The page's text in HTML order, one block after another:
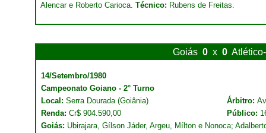
Alencar e Roberto Carioca. Técnico: Rubens de Freitas.
Goiás 0 x 0
14/Setembro/1980
Campeonato Goiano - 2° Turno
Local: Serra Dourada (Goiânia) Árbitro:
Renda: Cr$ 904.590,00 Público:
Goiás: Ubirajara, Gílson Jáder, Argeu, Mílton e Nonoca;